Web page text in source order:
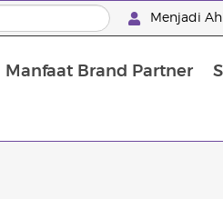
Menjadi
Manfaat Brand Partner